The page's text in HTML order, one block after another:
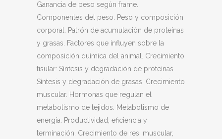
Ganancia de peso según frame.
Componentes del peso. Peso y composición
corporal. Patrón de acumulación de proteínas
y grasas. Factores que influyen sobre la
composición química del animal. Crecimiento
tisular: Síntesis y degradación de proteínas.
Síntesis y degradación de grasas. Crecimiento
muscular. Hormonas que regulan el
metabolismo de tejidos. Metabolismo de
energía. Productividad, eficiencia y
terminación. Crecimiento de res: muscular,